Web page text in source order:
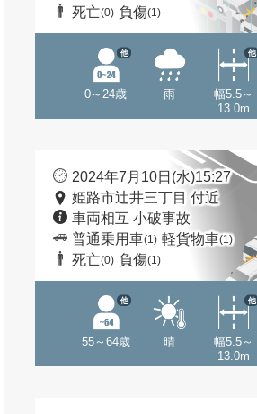
死亡(0) 負傷(1)
0～24歳
他
雨
幅5.5～
13.0m
他
2024年7月10日(水)15:27
姫路市辻井三丁目 付近
車両相互 小破事故
普通乗用車(1) 軽貨物車(1)
死亡(0) 負傷(1)
55～64歳
他
晴
幅5.5～
13.0m
他